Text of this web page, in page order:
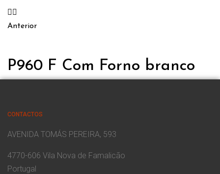
Anterior
P960 F Com Forno branco
CONTACTOS
AVENIDA TOMÁS PEREIRA, 593
4770-606 Vila Nova de Famalicão
Portugal